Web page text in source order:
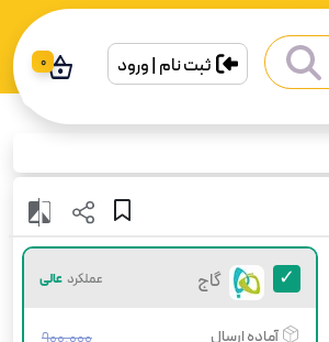
ثبت نام | ورود 0
گاج عملکرد عالی
آماده ارسال